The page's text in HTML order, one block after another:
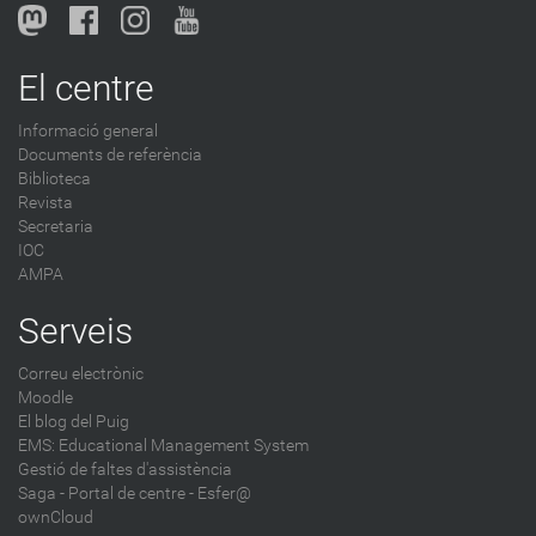
l
o
-
El centre
Informació general
Documents de referència
Biblioteca
Revista
Secretaria
IOC
AMPA
Serveis
Correu electrònic
Moodle
El blog del Puig
EMS: Educational Management System
Gestió de faltes d'assistència
Saga - Portal de centre - Esfer@
ownCloud